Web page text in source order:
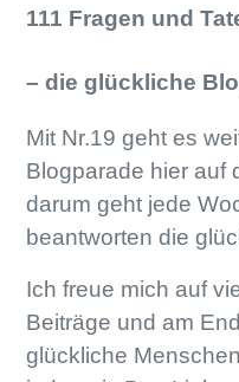
111 Fragen und
– die glückliche
Mit Nr.19 geht es
Blogparade hier auf
darum geht jede
beantworten die
Ich freue mich auf
Beiträge und am
glückliche